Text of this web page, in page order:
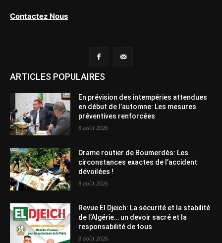
Contactez Nous
ARTICLES POPULAIRES
En prévision des intempéries attendues
en début de l’automne: Les mesures
préventives renforcées
8 août 2026
Drame routier de Boumerdès: Les
circonstances exactes de l’accident
dévoilées !
8 août 2026
Revue El Djeich: La sécurité et la stabilité
de l’Algérie… un devoir sacré et la
responsabilité de tous
8 août 2026